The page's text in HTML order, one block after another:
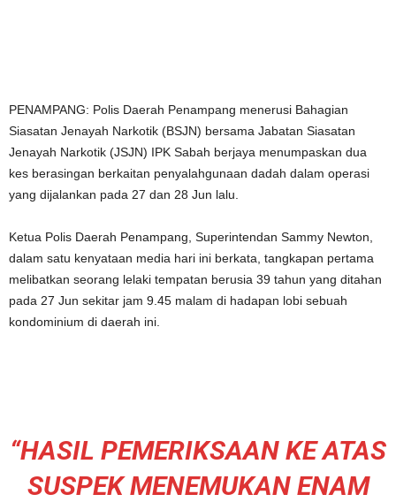
PENAMPANG: Polis Daerah Penampang menerusi Bahagian
Siasatan Jenayah Narkotik (BSJN) bersama Jabatan Siasatan
Jenayah Narkotik (JSJN) IPK Sabah berjaya menumpaskan dua
kes berasingan berkaitan penyalahgunaan dadah dalam operasi
yang dijalankan pada 27 dan 28 Jun lalu.
Ketua Polis Daerah Penampang, Superintendan Sammy Newton,
dalam satu kenyataan media hari ini berkata, tangkapan pertama
melibatkan seorang lelaki tempatan berusia 39 tahun yang ditahan
pada 27 Jun sekitar jam 9.45 malam di hadapan lobi sebuah
kondominium di daerah ini.
“HASIL PEMERIKSAAN KE ATAS
SUSPEK MENEMUKAN ENAM